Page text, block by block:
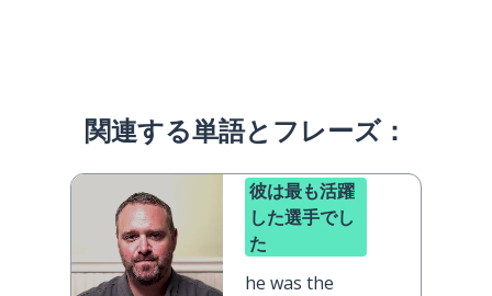
関連する単語とフレーズ：
彼は最も活躍
した選手でし
た
he was the